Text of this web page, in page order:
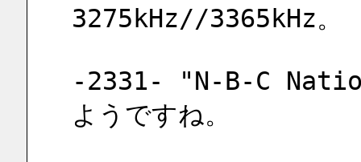
3275kHz//3365kHz。
-2331- "N-B-C
ようですね。